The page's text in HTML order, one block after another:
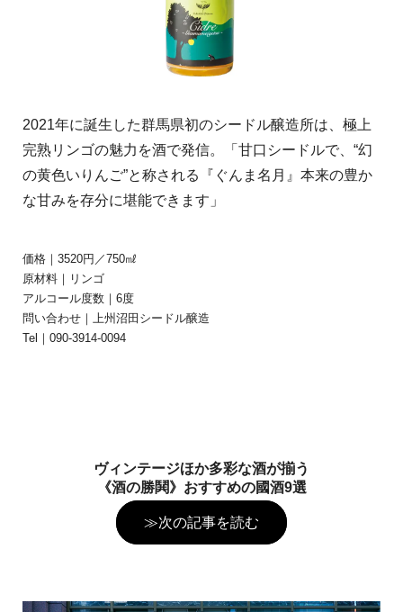
2021年に誕生した群馬県初のシードル醸造所は、極上
完熟リンゴの魅力を酒で発信。「甘口シードルで、“幻
の黄色いりんご”と称される『ぐんま名月』本来の豊か
な甘みを存分に堪能できます」
価格｜3520円／750㎖
原材料｜リンゴ
アルコール度数｜6度
問い合わせ｜上州沼田シードル醸造
Tel｜090-3914-0094
ヴィンテージほか多彩な酒が揃う
《酒の勝鬨》おすすめの國酒9選
≫次の記事を読む